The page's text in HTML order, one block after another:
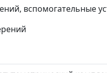
вспомогательные